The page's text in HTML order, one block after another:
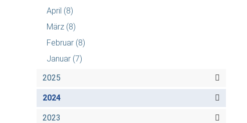
April (8)
März (8)
Februar (8)
Januar (7)
2025
2024
2023